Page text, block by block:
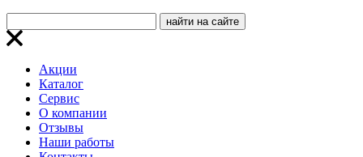
Акции
Каталог
Сервис
О компании
Отзывы
Наши работы